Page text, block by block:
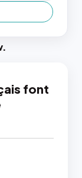
.
font